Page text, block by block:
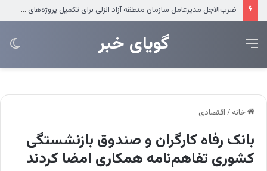
ضرب‌الاجل مدیرعامل سازمان منطقه آزاد انزلی برای تکمیل پروژه‌های عمرانی
‌‌‌گویای خبر منو
خانه / اقتصادی
بانک رفاه کارگران و صندوق بازنشستگی
کشوری تفاهم‌نامه همکاری امضا کردند